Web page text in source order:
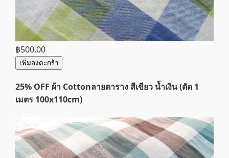
฿500.00
เพิ่มลงตะกร้า
25% OFF ผ้า Cottonลายตาราง สีเขียว น้ำเงิน (ตัด 1
เมตร 100x110cm)